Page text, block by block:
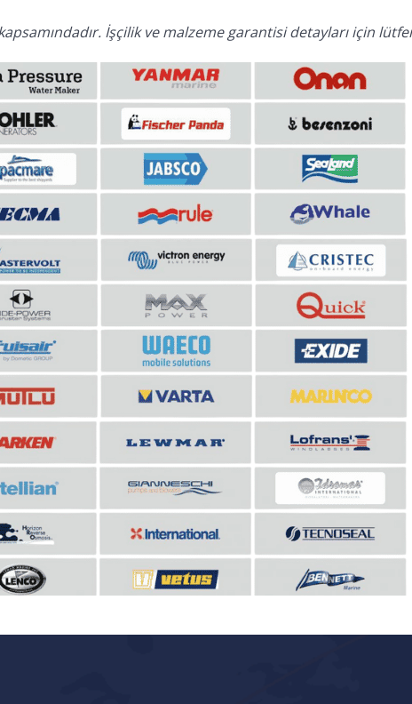
İşçilik ve malzeme garantisi detayları için